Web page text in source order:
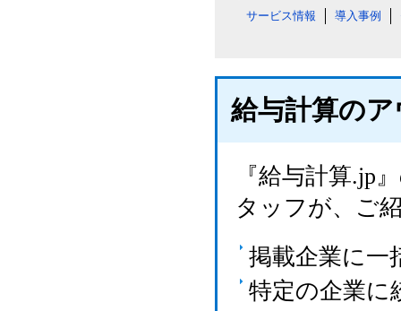
サービス情報 導入事例
給与計算の
『給与計算.jp
タッフが、ご
掲載企業に一
特定の企業に